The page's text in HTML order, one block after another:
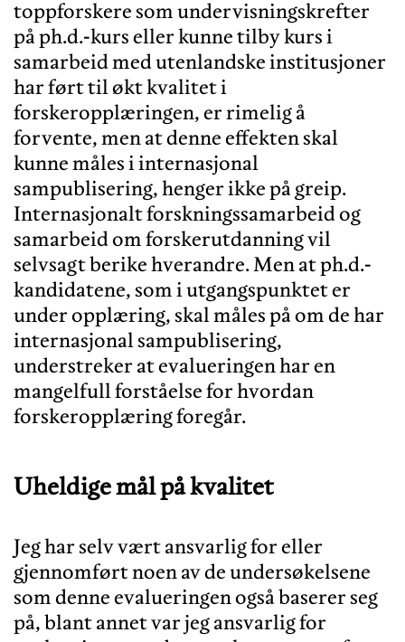
toppforskere som undervisningskrefter
på ph.d.-kurs eller kunne tilby kurs i
samarbeid med utenlandske institusjoner
har ført til økt kvalitet i
forskeropplæringen, er rimelig å
forvente, men at denne effekten skal
kunne måles i internasjonal
sampublisering, henger ikke på greip.
Internasjonalt forskningssamarbeid og
samarbeid om forskerutdanning vil
selvsagt berike hverandre. Men at ph.d.-
kandidatene, som i utgangspunktet er
under opplæring, skal måles på om de har
internasjonal sampublisering,
understreker at evalueringen har en
mangelfull forståelse for hvordan
Uheldige mål på kvalitet
Jeg har selv vært ansvarlig for eller
gjennomført noen av de undersøkelsene
som denne evalueringen også baserer seg
på, blant annet var jeg ansvarlig for